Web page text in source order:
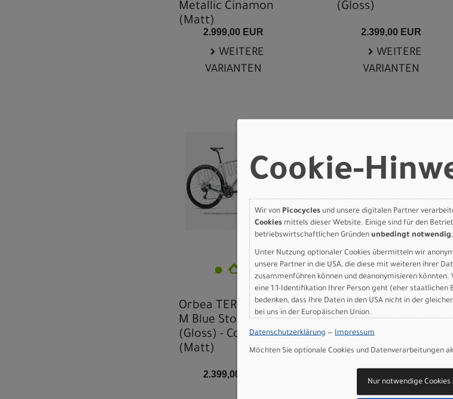
Metallic Cinamon
(Matt)
2.999,00 EUR
WEITERE
VARIANTEN
(Gloss)
2.399,00 EUR
WEITERE
VARIANTEN
Orbea TERRA H30
M Blue Stone
(Gloss) - Copper
(Matt)
2.399,00 EUR
Orbea TERRA H30
1X XL Artichoke
(Matt) - Lilac (Matt)
WEITERE
Cookie-
Wir von Picocycles und unsere digitalen Partner
Cookies mittels dieser Website. Einige sind für den
betriebswirtschaftlichen Gründen unbedingt notwendig
Unter Nutzung optionaler Cookies übermitteln wir
unsere Partner in die USA, die diese mit weiteren ihrer
zusammenführen können und deanonymisieren könnten.
eine 1:1-Identifikation Ihrer Person geht (eher staatlichen
bedenken, dass Ihre Daten in den USA nicht in der
bei uns in der Europäischen Union.
Datenschutzerklärung — Impressum
Möchten Sie optionale Cookies und Datenverarbeitungen
Nur notwendige Cookies